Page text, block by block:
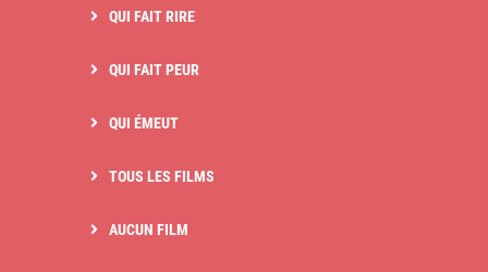
QUI FAIT RIRE
QUI FAIT PEUR
QUI ÉMEUT
TOUS LES FILMS
AUCUN FILM